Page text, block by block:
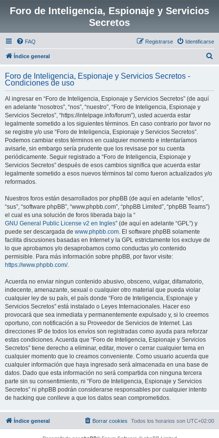
Foro de Inteligencia, Espionaje y Servicios
Secretos
FAQ Identificarse
Registrarse
Índice general
c
Foro de Inteligencia, Espionaje y Servicios Secretos -
Condiciones de uso
Al ingresar en “Foro de Inteligencia, Espionaje y Servicios Secretos” (de aquí
en adelante “nosotros”, “nos”, “nuestro”, “Foro de Inteligencia, Espionaje y
Servicios Secretos”, “https://intelpage.info/forum”), usted acuerda estar
legalmente sometido a los siguientes términos. En caso contrario por favor no
se registre y/o use “Foro de Inteligencia, Espionaje y Servicios Secretos”.
Podemos cambiar estos términos en cualquier momento e intentaríamos
avisarle, sin embargo sería prudente que los revisase por su cuenta
periódicamente. Seguir registrado a “Foro de Inteligencia, Espionaje y
Servicios Secretos” después de esos cambios significa que acuerda estar
legalmente sometido a esos nuevos términos tal como fueron actualizados y/o
reformados.
Nuestros foros están desarrollados por phpBB (de aquí en adelante “ellos”,
“sus”, “software phpBB”, “www.phpbb.com”, “phpBB Limited”, “phpBB Teams”)
el cual es una solución de foros liberada bajo la “
GNU General Public License v2 en Ingles” (de aquí en adelante “GPL”) y
puede ser descargada de www.phpbb.com. El software phpBB solamente
facilita discusiones basadas en Internet y la GPL estrictamente los excluye de
lo que aprobamos y/o desaprobamos como conductas y/o contenido
permisible. Para más información sobre phpBB, por favor visite:
https://www.phpbb.com/.
Acuerda no enviar ningun contenido abusivo, obsceno, vulgar, difamatorio,
indecente, amenazante, sexual o cualquier otro material que pueda violar
cualquier ley de su país, el país donde “Foro de Inteligencia, Espionaje y
Servicios Secretos” está instalado o Leyes Internacionales. Hacer eso
provocará que sea inmediata y permanentemente expulsado y, si lo creemos
oportuno, con notificación a su Proveedor de Servicios de Internet. Las
direcciones IP de todos los envíos son registradas como ayuda para reforzar
estas condiciones. Acuerda que “Foro de Inteligencia, Espionaje y Servicios
Secretos” tiene derecho a eliminar, editar, mover o cerrar cualquier tema en
cualquier momento que lo creamos conveniente. Como usuario acuerda que
cualquier información que haya ingresado será almacenada en una base de
datos. Dado que esta información no será compartida con ninguna tercera
parte sin su consentimiento, ni “Foro de Inteligencia, Espionaje y Servicios
Secretos” ni phpBB podrán considerarse responsables por cualquier intento
de hacking que conlleve a que los datos sean comprometidos.
Índice general Todos los horarios son UTC+02:00
Borrar cookies